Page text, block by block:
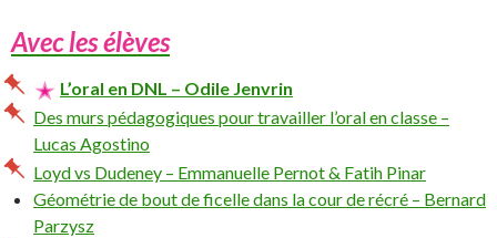
Avec les élèves
L’oral en DNL – Odile Jenvrin
Des murs pédagogiques pour travailler l’oral en classe –
Lucas Agostino
Loyd vs Dudeney – Emmanuelle Pernot & Fatih Pinar
Géométrie de bout de ficelle dans la cour de récré – Bernard
Parzysz